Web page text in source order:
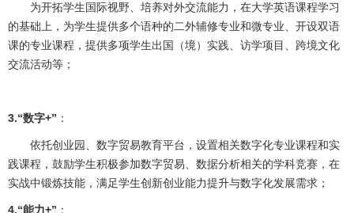
为开拓学生国际视野、培养对外交流能力，在大学英语课程学习
的基础上，为学生提供多个语种的二外辅修专业和微专业、开设双语
课的专业课程，提供多项学生出国（境）实践、访学项目、跨境文化
交流活动等；
3.“数字+” ：
依托创业园、数字贸易教育平台，设置相关数字化专业课程和实
践课程，鼓励学生积极参加数字贸易、数据分析相关的学科竞赛，在
实战中锻炼技能，满足学生创新创业能力提升与数字化发展需求；
4.“能力+” ：